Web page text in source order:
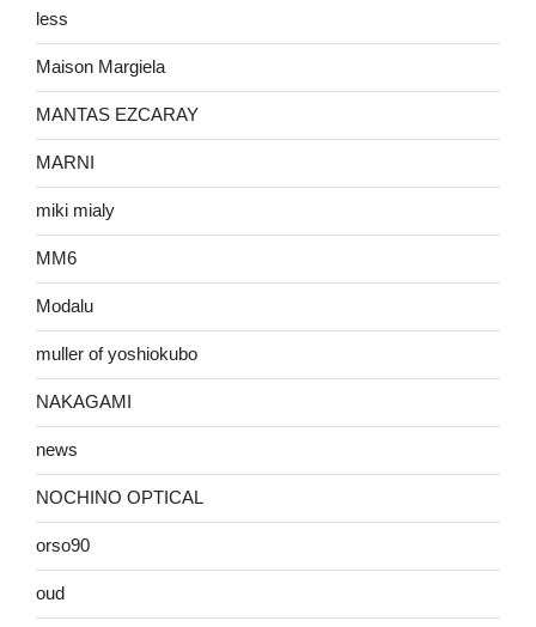
less
Maison Margiela
MANTAS EZCARAY
MARNI
miki mialy
MM6
Modalu
muller of yoshiokubo
NAKAGAMI
news
NOCHINO OPTICAL
orso90
oud